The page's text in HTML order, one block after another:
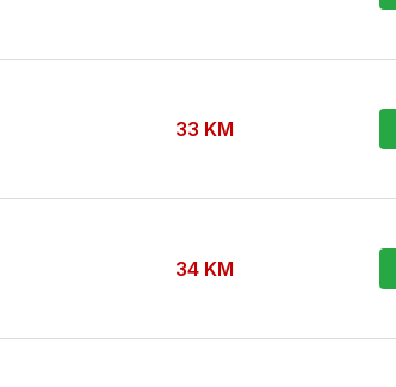
33 KM
34 KM